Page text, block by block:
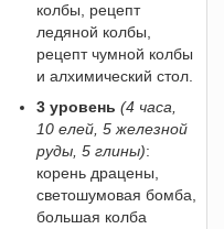
колбы, рецепт
ледяной колбы,
рецепт чумной колбы
и алхимический стол.
3 уровень (4 часа,
10 елей, 5 железной
руды, 5 глины):
корень драцены,
светошумовая бомба,
большая колба